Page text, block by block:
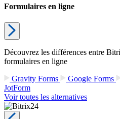
Formulaires en ligne
Découvrez les différences entre
formulaires en ligne
Gravity Forms
Google Forms
JotForm
Voir toutes les alternatives